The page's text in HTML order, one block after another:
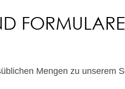
FORMULARE
Mengen zu unserem